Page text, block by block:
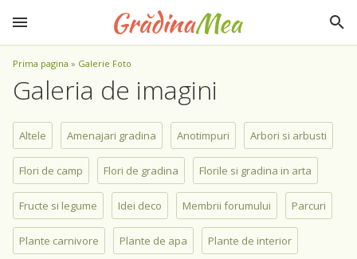
Prima pagina » Galerie Foto
Galeria de imagini
Altele Amenajari gradina Anotimpuri Arbori si arbusti
Flori de camp Flori de gradina Florile si gradina in arta
Fructe si legume Idei deco Membrii forumului Parcuri
Plante carnivore Plante de apa Plante de interior